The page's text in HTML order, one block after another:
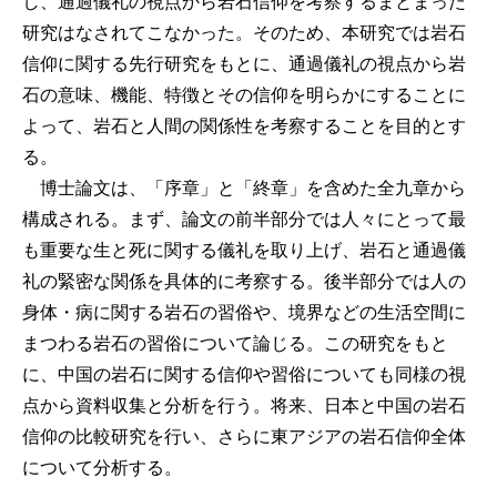
研究はなされてこなかった。そのため、本研究では岩石
信仰に関する先行研究をもとに、通過儀礼の視点から岩
石の意味、機能、特徴とその信仰を明らかにすることに
よって、岩石と人間の関係性を考察することを目的とす
る。
博士論文は、「序章」と「終章」を含めた全九章から
構成される。まず、論文の前半部分では人々にとって最
も重要な生と死に関する儀礼を取り上げ、岩石と通過儀
礼の緊密な関係を具体的に考察する。後半部分では人の
身体・病に関する岩石の習俗や、境界などの生活空間に
まつわる岩石の習俗について論じる。この研究をもと
に、中国の岩石に関する信仰や習俗についても同様の視
点から資料収集と分析を行う。将来、日本と中国の岩石
信仰の比較研究を行い、さらに東アジアの岩石信仰全体
について分析する。